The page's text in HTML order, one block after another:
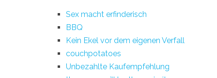
Sex macht erfinderisch
BBQ
Kein Ekel vor dem eigenen Verfall
couchpotatoes
Unbezahlte Kaufempfehlung